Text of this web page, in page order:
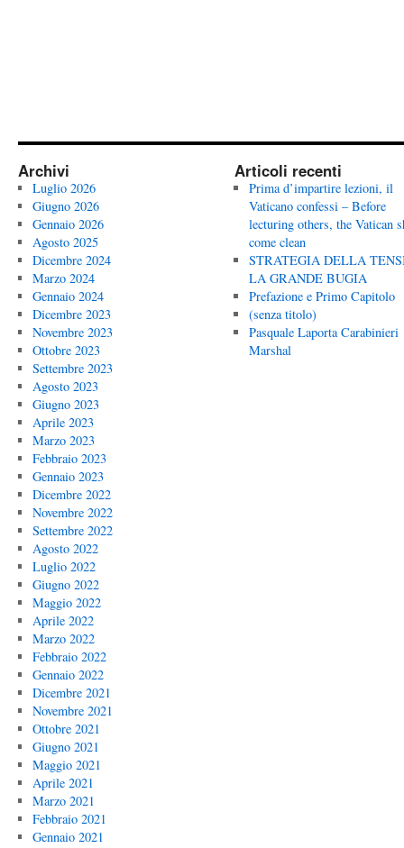
Archivi
Luglio 2026
Giugno 2026
Gennaio 2026
Agosto 2025
Dicembre 2024
Marzo 2024
Gennaio 2024
Dicembre 2023
Novembre 2023
Ottobre 2023
Settembre 2023
Agosto 2023
Giugno 2023
Aprile 2023
Marzo 2023
Febbraio 2023
Gennaio 2023
Dicembre 2022
Novembre 2022
Settembre 2022
Agosto 2022
Luglio 2022
Giugno 2022
Maggio 2022
Aprile 2022
Marzo 2022
Febbraio 2022
Gennaio 2022
Dicembre 2021
Novembre 2021
Ottobre 2021
Giugno 2021
Maggio 2021
Aprile 2021
Marzo 2021
Febbraio 2021
Gennaio 2021
Articoli recenti
Prima d’impartire lezioni, il
Vaticano confessi – Before
lecturing others, the Vatican
come clean
STRATEGIA DELLA
LA GRANDE BUGIA
Prefazione e Primo Capitolo
(senza titolo)
Pasquale Laporta Carabinieri
Marshal